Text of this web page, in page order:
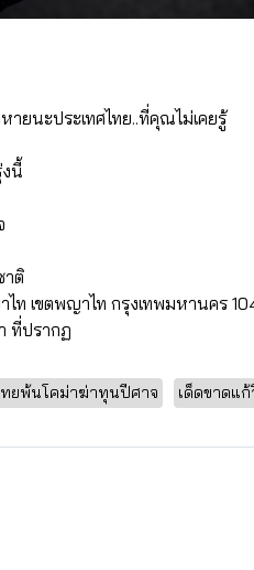
ยนะประเทศไทย..ที่คุณไม่เคยรู้
นี้
าติ
ท เขตพญาไท กรุงเทพมหานคร
ที่ปรากฏ
ยพ้นโคม่าฆ่าทุนปีศาจ เด็ดขาดแ